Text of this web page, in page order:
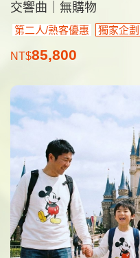
交響曲｜無購物
第二人/熟客優惠 獨家企劃
NT$85,800